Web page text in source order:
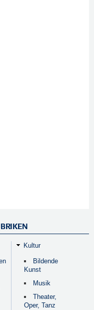
Kultur
Bildende
Kunst
Musik
Theater,
Oper, Tanz